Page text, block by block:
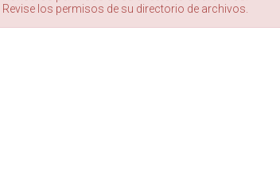
los permisos de su directorio de archivos.